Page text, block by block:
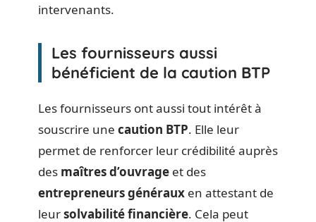
intervenants.
Les fournisseurs aussi
bénéficient de la caution BTP
Les fournisseurs ont aussi tout intérêt à
souscrire une caution BTP. Elle leur
permet de renforcer leur crédibilité auprès
des maîtres d’ouvrage et des
entrepreneurs généraux en attestant de
leursolvabilité financière. Cela peut